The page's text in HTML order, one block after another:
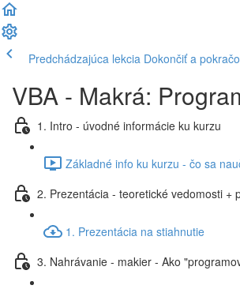
Predchádzajúca lekcia Dokončiť a
VBA - Makrá:
1. Intro - úvodné informácie ku kurzu
Základné info ku kurzu - čo sa
2. Prezentácia - teoretické vedomosti +
1. Prezentácia na stiahnutie
3. Nahrávanie - makier - Ako